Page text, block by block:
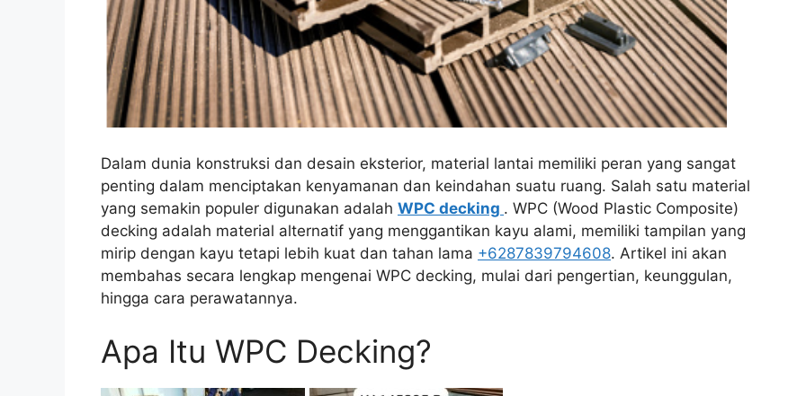
Dalam dunia konstruksi dan desain eksterior, material lantai memiliki peran yang sangat
penting dalam menciptakan kenyamanan dan keindahan suatu ruang. Salah satu material
yang semakin populer digunakan adalah WPC decking . WPC (Wood Plastic Composite)
decking adalah material alternatif yang menggantikan kayu alami, memiliki tampilan yang
mirip dengan kayu tetapi lebih kuat dan tahan lama +6287839794608. Artikel ini akan
membahas secara lengkap mengenai WPC decking, mulai dari pengertian, keunggulan,
hingga cara perawatannya.
Apa Itu WPC Decking?